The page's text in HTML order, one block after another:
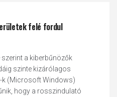
felé fordul
szerint a kiberbűnözők
szinte kizárólagos
k (Microsoft Windows)
hogy a rosszindulató